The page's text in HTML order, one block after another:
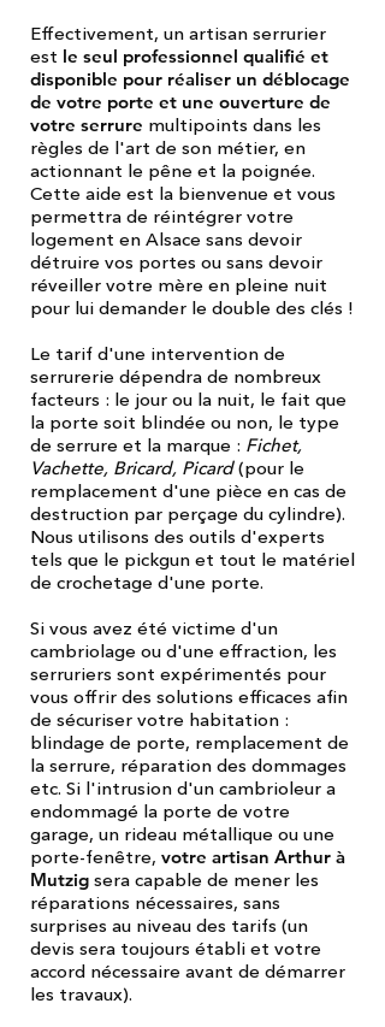
Effectivement, un artisan serrurier
est le seul professionnel qualifié et
disponible pour réaliser un déblocage
de votre porte et une ouverture de
votre serrure multipoints dans les
règles de l'art de son métier, en
actionnant le pêne et la poignée.
Cette aide est la bienvenue et vous
permettra de réintégrer votre
logement en Alsace sans devoir
détruire vos portes ou sans devoir
réveiller votre mère en pleine nuit
pour lui demander le double des clés !
Le tarif d'une intervention de
serrurerie dépendra de nombreux
facteurs : le jour ou la nuit, le fait que
la porte soit blindée ou non, le type
de serrure et la marque : Fichet,
Vachette, Bricard, Picard(pour le
remplacement d'une pièce en cas de
destruction par perçage du cylindre).
Nous utilisons des outils d'experts
tels que le pickgun et tout le matériel
de crochetage d'une porte.
Si vous avez été victime d'un
cambriolage ou d'une effraction, les
serruriers sont expérimentés pour
vous offrir des solutions efficaces afin
de sécuriser votre habitation :
blindage de porte, remplacement de
la serrure, réparation des dommages
etc. Si l'intrusion d'un cambrioleur a
endommagé la porte de votre
garage, un rideau métallique ou une
porte-fenêtre, votre artisan Arthur à
Mutzig sera capable de mener les
réparations nécessaires, sans
surprises au niveau des tarifs (un
devis sera toujours établi et votre
accord nécessaire avant de démarrer
les travaux).